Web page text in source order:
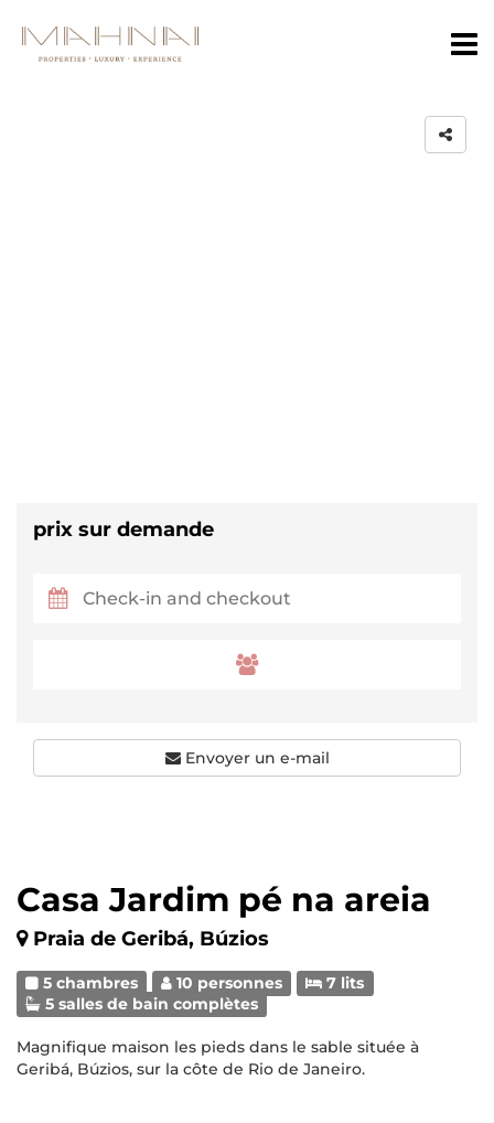
Casa Jardim pé na areia
Praia de Geribá, Búzios
5 chambres 10 personnes
7 lits
5 salles de bain complètes
Magnifique maison les pieds dans le sable située à
Geribá, Búzios, sur la côte de Rio de Janeiro.
prix sur demande
Envoyer un e-mail